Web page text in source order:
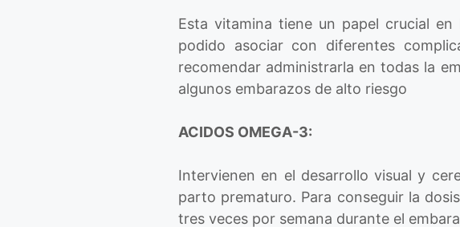
Esta vitamina tiene un papel crucial
podido asociar con diferentes
recomendar administrarla en todas la
algunos embarazos de alto riesgo
ACIDOS OMEGA-3:
Intervienen en el desarrollo visual y
parto prematuro. Para conseguir la
tres veces por semana durante el